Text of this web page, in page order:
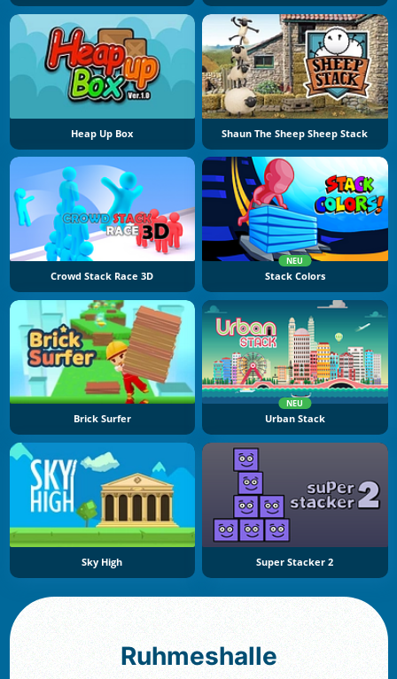
Heap Up Box Shaun The Sheep Sheep Stack
Crowd Stack Race 3D
NEU
Stack Colors
Brick Surfer
NEU
Urban Stack
Sky High Super Stacker 2
Ruhmeshalle